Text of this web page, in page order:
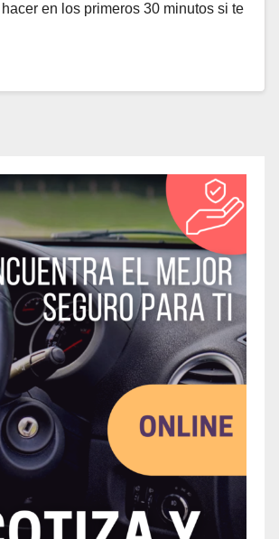
en los primeros 30 minutos si te